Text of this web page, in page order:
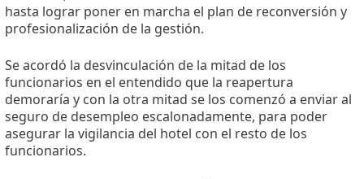
hasta lograr poner en marcha el plan de reconversión y
profesionalización de la gestión.
Se acordó la desvinculación de la mitad de los
funcionarios en el entendido que la reapertura
demoraría y con la otra mitad se los comenzó a enviar al
seguro de desempleo escalonadamente, para poder
asegurar la vigilancia del hotel con el resto de los
funcionarios.